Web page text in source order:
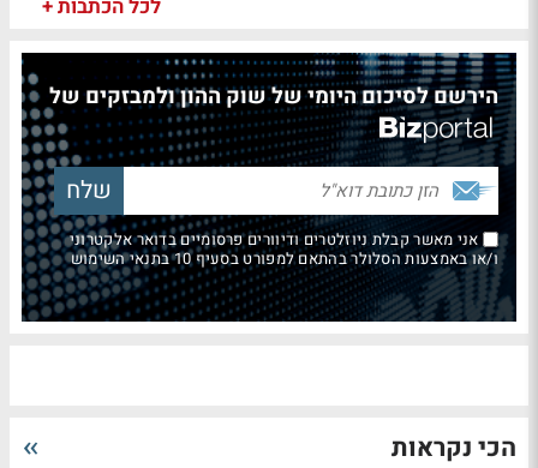
לכל הכתבות +
הירשם לסיכום היומי של שוק ההון ולמבזקים של
אני מאשר קבלת ניוזלטרים ודיוורים פרסומיים בדואר אלקטרוני
ו/או באמצעות הסלולר בהתאם למפורט בסעיף 10 בתנאי השימוש
הכי נקראות